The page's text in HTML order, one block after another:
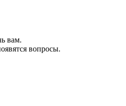
вам.
вопросы.